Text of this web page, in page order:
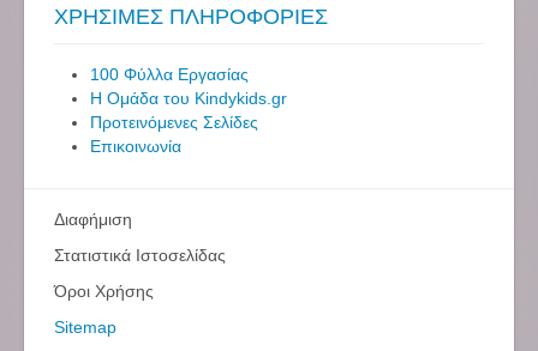
ΧΡΗΣΙΜΕΣ ΠΛΗΡΟΦΟΡΙΕΣ
100 Φύλλα Εργασίας
Η Ομάδα του Kindykids.gr
Προτεινόμενες Σελίδες
Επικοινωνία
Διαφήμιση
Στατιστικά Ιστοσελίδας
Όροι Χρήσης
Sitemap